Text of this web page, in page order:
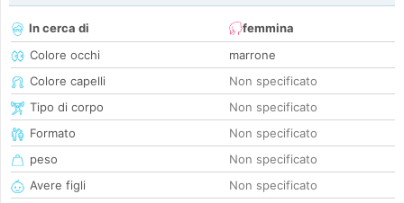
In cerca di
femmina
Colore occhi
marrone
Colore capelli
Non specificato
Tipo di corpo
Non specificato
Formato
Non specificato
peso
Non specificato
Avere figli
Non specificato